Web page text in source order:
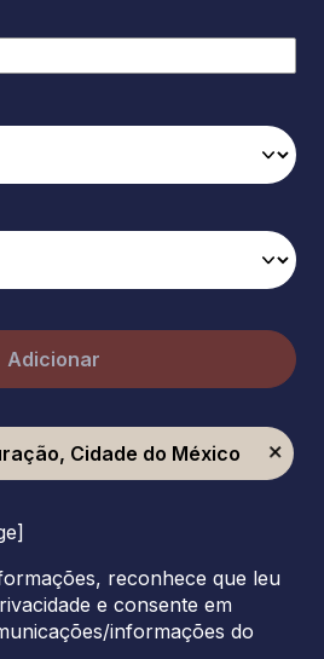
Adicionar
Cidade do México
reconhece que leu
e consente em
informações do